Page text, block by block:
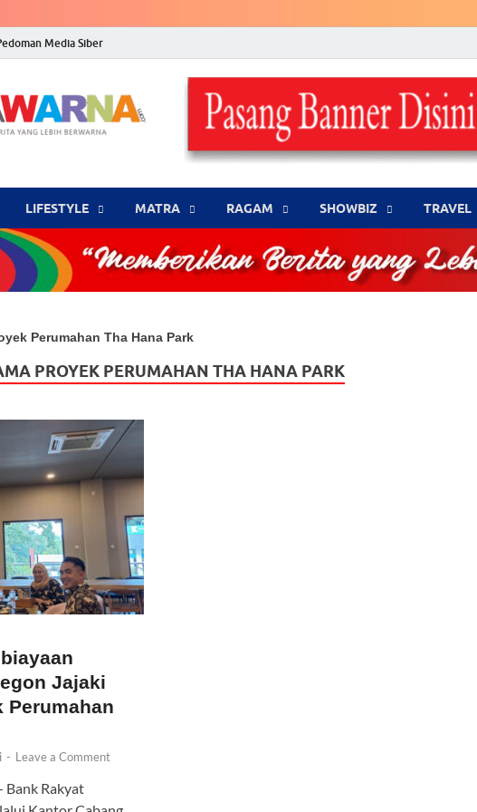
Media Siber
LENSA WARNA .com
Memberikan Berita yang Lebih Berwarna
‎LIFESTYLE MATRA ‎RAGAM ‎SHOWBIZ ‎TRAVEL
Perumahan Tha Hana Park
PROYEK PERUMAHAN THA HANA PARK
Jajaki
Perumahan
- Leave a Comment
Bank Rakyat